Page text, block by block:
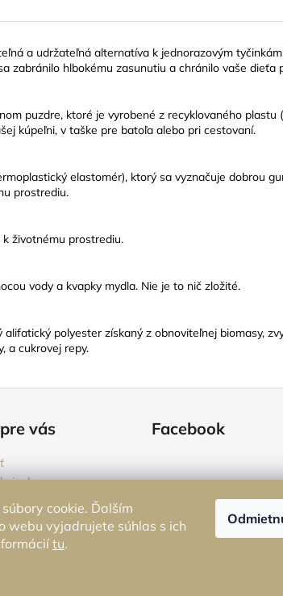
cookie. Ďalším
webu vyjadrujete súhlas s ich
tu.
a udržateľná alternatíva k jednorazovým
zabránilo hlbokému zasunutiu a chránilo vaše dieťa
puzdre, ktoré je vyrobené z recyklovaného plastu
kúpeľni, v taške pre batoľa alebo pri cestovaní.
elastomér), ktorý sa vyznačuje dobrou
prostrediu.
k životnému prostrediu.
vody a kvapky mydla. Nie je to nič zložité.
alifatický polyester získaný z obnoviteľnej biomasy,
a cukrovej repy.
vás
osobných údajov
reklamácia tovaru
Facebook